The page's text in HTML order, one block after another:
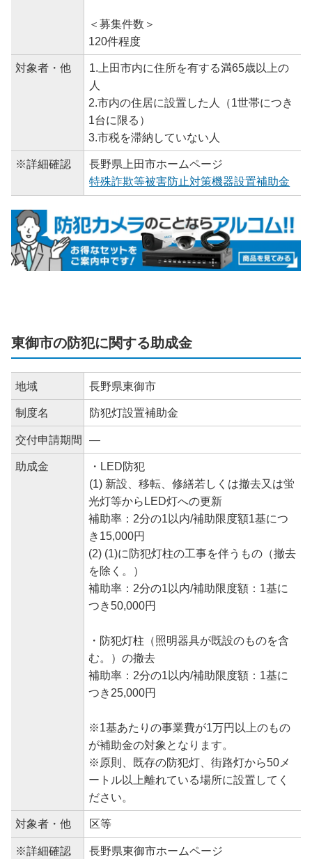
＜募集件数＞
120件程度
対象者・他
1.上田市内に住所を有する満65歳以上の
人
2.市内の住居に設置した人（1世帯につき
1台に限る）
3.市税を滞納していない人
※詳細確認
長野県上田市ホームページ
特殊詐欺等被害防止対策機器設置補助金
東御市の防犯に関する助成金
地域 長野県東御市
制度名 防犯灯設置補助金
交付申請期間 ―
助成金
・LED防犯
(1) 新設、移転、修繕若しくは撤去又は蛍
光灯等からLED灯への更新
補助率：2分の1以内/補助限度額1基につ
き15,000円
(2) (1)に防犯灯柱の工事を伴うもの（撤去
を除く。）
補助率：2分の1以内/補助限度額：1基に
つき50,000円
・防犯灯柱（照明器具が既設のものを含
む。）の撤去
補助率：2分の1以内/補助限度額：1基に
つき25,000円
※1基あたりの事業費が1万円以上のもの
が補助金の対象となります。
※原則、既存の防犯灯、街路灯から50メ
ートル以上離れている場所に設置してく
ださい。
対象者・他 区等
※詳細確認
長野県東御市ホームページ